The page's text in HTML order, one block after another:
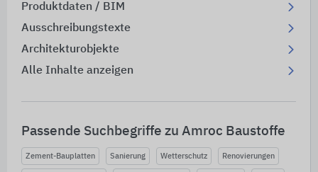
Produktdaten / BIM
Ausschreibungstexte
Architekturobjekte
Alle Inhalte anzeigen
Passende Suchbegriffe zu Amroc Baustoffe
Zement-Bauplatten Sanierung Wetterschutz Renovierungen